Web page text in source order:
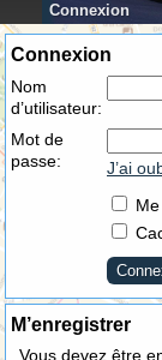
Connexion
Connexion
Nom
d’utilisateur:
Mot de
passe:
J’ai
M’enregistrer
Vous devez être